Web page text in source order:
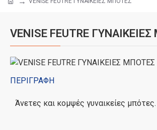
VENISE FEUTRE
ΠΕΡΙΓΡΑΦΉ
Άνετες και κομψές γυναικείες μπότες.